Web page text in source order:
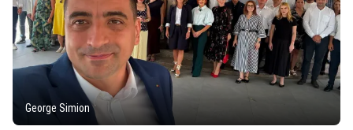
George Simion